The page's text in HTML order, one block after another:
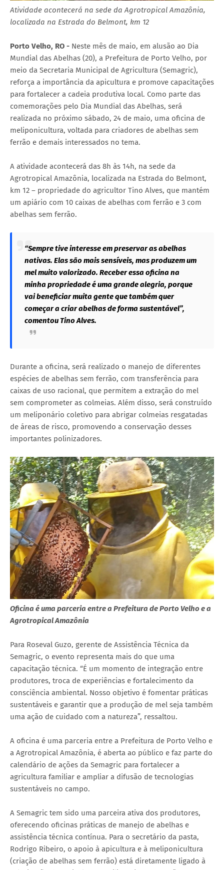
Atividade acontecerá na sede da Agrotropical Amazônia,
localizada na Estrada do Belmont, km 12
Porto Velho, RO - Neste mês de maio, em alusão ao Dia
Mundial das Abelhas (20), a Prefeitura de Porto Velho, por
meio da Secretaria Municipal de Agricultura (Semagric),
reforça a importância da apicultura e promove capacitações
para fortalecer a cadeia produtiva local. Como parte das
comemorações pelo Dia Mundial das Abelhas, será
realizada no próximo sábado, 24 de maio, uma oficina de
meliponicultura, voltada para criadores de abelhas sem
ferrão e demais interessados no tema.
A atividade acontecerá das 8h às 14h, na sede da
Agrotropical Amazônia, localizada na Estrada do Belmont,
km 12 – propriedade do agricultor Tino Alves, que mantém
um apiário com 10 caixas de abelhas com ferrão e 3 com
abelhas sem ferrão.
“Sempre tive interesse em preservar as abelhas
nativas. Elas são mais sensíveis, mas produzem um
mel muito valorizado. Receber essa oficina na
minha propriedade é uma grande alegria, porque
vai beneficiar muita gente que também quer
começar a criar abelhas de forma sustentável”,
comentou Tino Alves.
Durante a oficina, será realizado o manejo de diferentes
espécies de abelhas sem ferrão, com transferência para
caixas de uso racional, que permitem a extração do mel
sem comprometer as colmeias. Além disso, será construído
um meliponário coletivo para abrigar colmeias resgatadas
de áreas de risco, promovendo a conservação desses
importantes polinizadores.
Oficina é uma parceria entre a Prefeitura de Porto Velho e a
Agrotropical Amazônia
Para Roseval Guzo, gerente de Assistência Técnica da
Semagric, o evento representa mais do que uma
capacitação técnica. “É um momento de integração entre
produtores, troca de experiências e fortalecimento da
consciência ambiental. Nosso objetivo é fomentar práticas
sustentáveis e garantir que a produção de mel seja também
uma ação de cuidado com a natureza”, ressaltou.
A oficina é uma parceria entre a Prefeitura de Porto Velho e
a Agrotropical Amazônia, é aberta ao público e faz parte do
calendário de ações da Semagric para fortalecer a
agricultura familiar e ampliar a difusão de tecnologias
sustentáveis no campo.
A Semagric tem sido uma parceira ativa dos produtores,
oferecendo oficinas práticas de manejo de abelhas e
assistência técnica contínua. Para o secretário da pasta,
Rodrigo Ribeiro, o apoio à apicultura e à meliponicultura
(criação de abelhas sem ferrão) está diretamente ligado à